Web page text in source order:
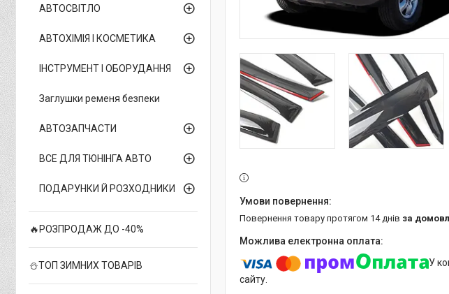
повернення товару протягом 14 днів за
У
сайту.
АВТОСВІТЛО
АВТОХІМІЯ І КОСМЕТИКА
ІНСТРУМЕНТ І ОБОРУДАННЯ
Заглушки ременя безпеки
АВТОЗАПЧАСТИ
ВСЕ ДЛЯ ТЮНІНГА АВТО
ПОДАРУНКИ Й РОЗХОДНИКИ
🔥РОЗПРОДАЖ ДО -40%
⛄ТОП ЗИМНИХ ТОВАРІВ